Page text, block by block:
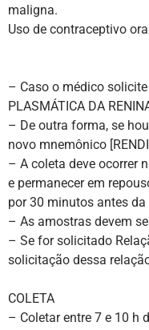
maligna.
Uso de contraceptivo
– Caso o médico
PLASMÁTICA DA
– De outra forma, se
novo mnemônico
– A coleta deve ocorrer
e permanecer em
por 30 minutos antes da
– As amostras devem
– Se for solicitado
solicitação dessa
COLETA
– Coletar entre 7 e 10 h